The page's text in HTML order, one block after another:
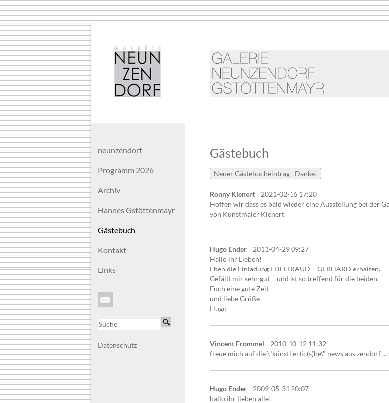
neunzendorf
Programm 2026
Archiv
Hannes Gstöttenmayr
Gästebuch
Kontakt
Links
Datenschutz
Gästebuch
Ronny Kienert 2021-02-16 17:20
Hoffen wir dass es bald wieder eine Ausstellung bei der
von Kunstmaler Kienert
Hugo Ender 2011-04-29 09:27
Hallo ihr Lieben!
Eben die Einladung EDELTRAUD – GERHARD erhalten.
Gefällt mir sehr gut – und ist so treffend für die beiden.
Euch eine gute Zeit
und liebe Grüße
Hugo
Vincent Frommel 2010-10-12 11:32
freue mich auf die \"künstl(er)ic(s)he\" news aus zendorf ...
Hugo Ender 2009-05-31 20:07
hallo ihr lieben alle!